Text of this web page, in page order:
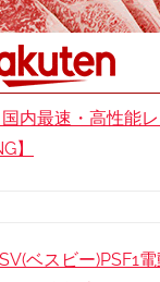
内最速・高性能
】
ベスビー)PSF1